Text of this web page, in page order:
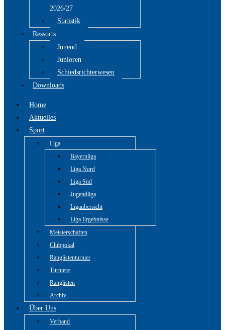
2026/27
Statistik
Ressorts
Jugend
Junioren
Schiedsrichterwesen
Downloads
Home
Aktuelles
Sport
Liga
Bayernliga
Liga Nord
Liga Süd
Jugendliga
Ligaübersicht
Liga Ergebnisse
Meisterschaften
Clubpokal
Ranglistenturnier
Turniere
Ranglisten
Archiv
Über Uns
Verband